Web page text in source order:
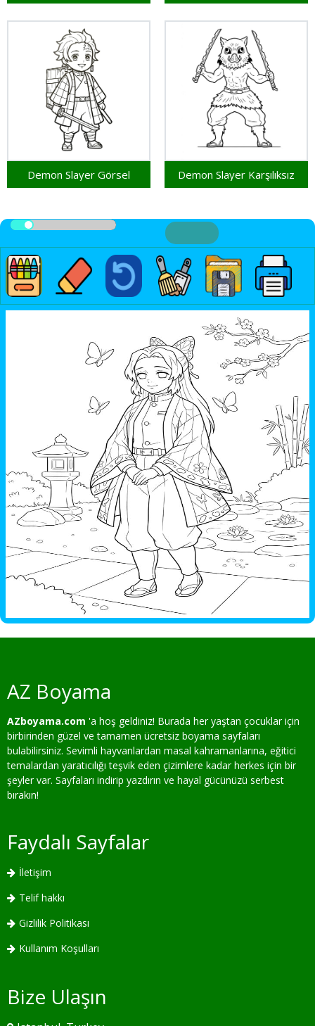
Demon Slayer Görsel Demon Slayer Karşılıksız
AZ Boyama
AZboyama.com 'a hoş geldiniz! Burada her yaştan çocuklar için
birbirinden güzel ve tamamen ücretsiz boyama sayfaları
bulabilirsiniz. Sevimli hayvanlardan masal kahramanlarına, eğitici
temalardan yaratıcılığı teşvik eden çizimlere kadar herkes için bir
şeyler var. Sayfaları indirip yazdırın ve hayal gücünüzü serbest
bırakın!
Faydalı Sayfalar
İletişim
Telif hakkı
Gizlilik Politikası
Kullanım Koşulları
Bize Ulaşın